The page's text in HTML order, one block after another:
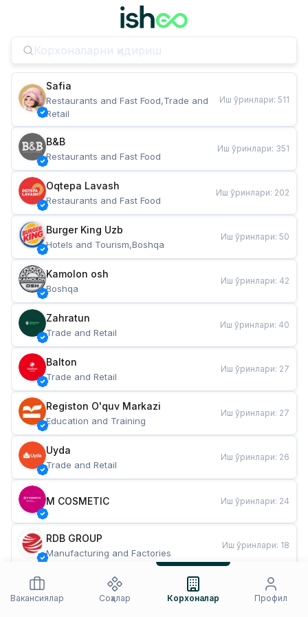
Safia
Restaurants and Fast Food,Trade and
Retail
Иш ўринлари: 511
B&B
Restaurants and Fast Food
Иш ўринлари: 351
Oqtepa Lavash
Restaurants and Fast Food
Иш ўринлари: 202
Burger King Uzb
Hotels and Tourism,Boshqa
Иш ўринлари: 50
Kamolon osh
Boshqa
Иш ўринлари: 42
Zahratun
Trade and Retail
Иш ўринлари: 40
Balton
Trade and Retail
Иш ўринлари: 27
Registon O'quv Markazi
Education and Training
Иш ўринлари: 27
Uyda
Trade and Retail
Иш ўринлари: 26
M COSMETIC Иш ўринлари: 24
RDB GROUP
Manufacturing and Factories
Иш ўринлари: 18
Restaurants and Fast Food
Иш ўринлари
Вакансиялар
Соҳалар Корхоналар Профил